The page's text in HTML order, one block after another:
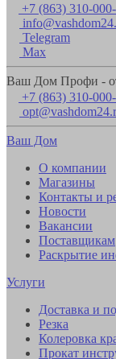
+7 (863) 310-
Telegram
Max
Ваш Дом Профи -
+7 (863) 310-
Ваш Дом
О компании
Магазины
Контакты и
Новости
Вакансии
Поставщикам
Раскрытие
Услуги
Доставка и
Резка
Колеровка
Прокат